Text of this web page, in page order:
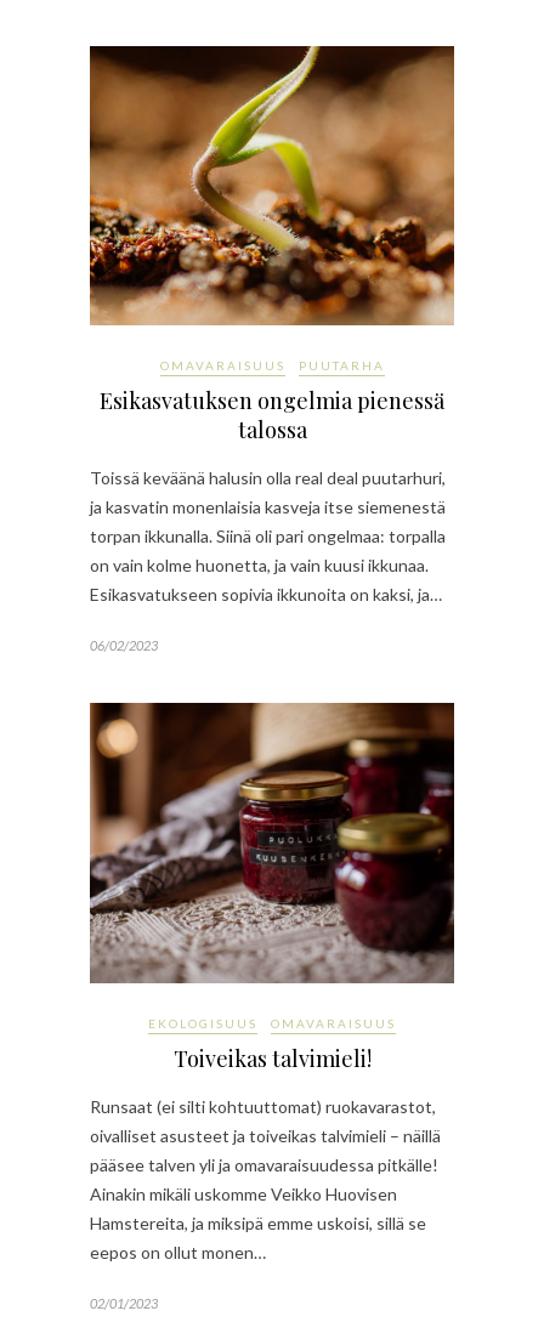
OMAVARAISUUS PUUTARHA
Esikasvatuksen ongelmia pienessä
talossa
Toissä keväänä halusin olla real deal puutarhuri,
ja kasvatin monenlaisia kasveja itse siemenestä
torpan ikkunalla. Siinä oli pari ongelmaa: torpalla
on vain kolme huonetta, ja vain kuusi ikkunaa.
Esikasvatukseen sopivia ikkunoita on kaksi, ja…
06/02/2023
EKOLOGISUUS OMAVARAISUUS
Toiveikas talvimieli!
Runsaat (ei silti kohtuuttomat) ruokavarastot,
oivalliset asusteet ja toiveikas talvimieli – näillä
pääsee talven yli ja omavaraisuudessa pitkälle!
Ainakin mikäli uskomme Veikko Huovisen
Hamstereita, ja miksipä emme uskoisi, sillä se
eepos on ollut monen…
02/01/2023